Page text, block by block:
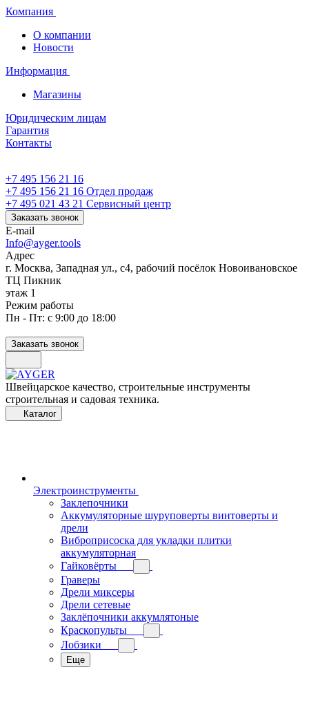
Компания
О компании
Новости
Информация
Магазины
Юридическим лицам
Гарантия
Контакты
+7 495 156 21 16
+7 495 156 21 16 Отдел продаж
+7 495 021 43 21 Cервисный центр
Заказать звонок
E-mail
Info@ayger.tools
Адрес
г. Москва, Западная ул., с4, рабочий посёлок Новоивановское
ТЦ Пикник
этаж 1
Режим работы
Пн - Пт: с 9:00 до 18:00
Заказать звонок
Швейцарское качество, строительные инструменты
строительная и садовая техника.
Каталог
Электроинструменты
Заклепочники
Аккумуляторные шуруповерты винтоверты и
дрели
Виброприсоска для укладки плитки
аккумуляторная
Гайковёрты
Граверы
Дрели миксеры
Дрели сетевые
Заклёпочники аккумлятоные
Краскопульты
Лобзики
Еще